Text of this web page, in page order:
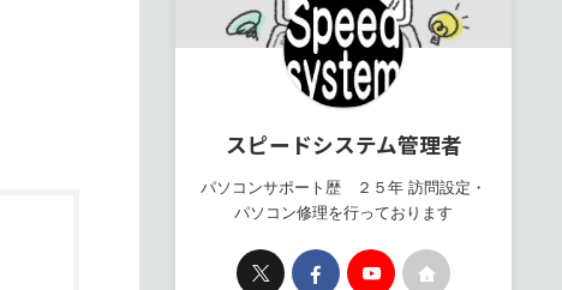
スピードシステム管理者
パソコンサポート歴 ２５年 訪問設定・
パソコン修理を行っております